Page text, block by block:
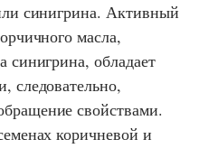
синигрина. Активный
масла,
синигрина, обладает
следовательно,
свойствами.
коричневой и